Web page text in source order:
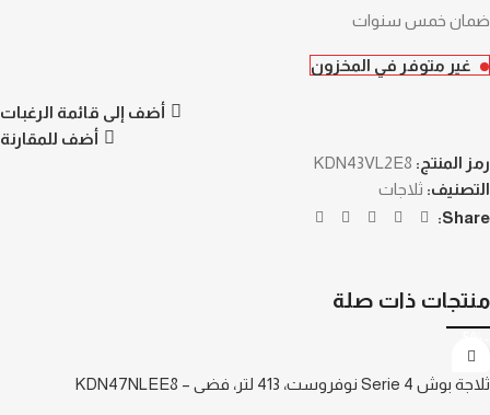
ضمان خمس سنوات
غير متوفر في المخزون
أضف إلى قائمة الرغبات
أضف للمقارنة
رمز المنتج: KDN43VL2E8
التصنيف: ثلاجات
Share:
منتجات ذات صلة
ثلاجة بوش Serie 4 نوفروست، 413 لتر، فضي – KDN47NLEE8